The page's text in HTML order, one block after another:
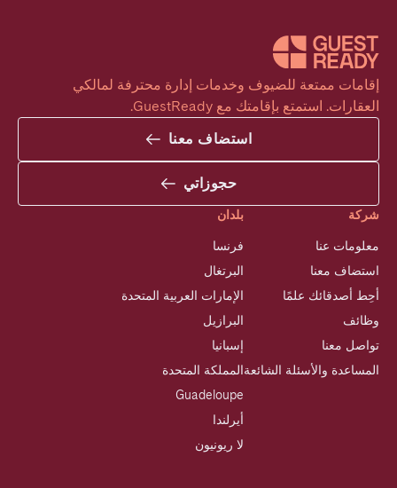
العقارات. استمتع بإقامتك مع GuestReady.
استضاف معنا
حجوزاتي
شركة
معلومات عنا
استضاف معنا
أحِط أصدقائك علمًا
وظائف
تواصل معنا
المساعدة والأسئلة الشائعة
بلدان
فرنسا
البرتغال
الإمارات العربية المتحدة
البرازيل
إسبانيا
المملكة المتحدة
Guadeloupe
أيرلندا
لا ريونيون